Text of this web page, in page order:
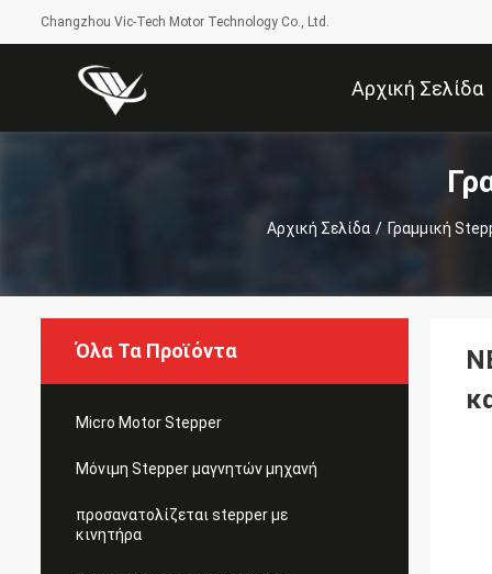
Changzhou Vic-Tech Motor Technology Co., Ltd.
Αρχική Σελίδα
Αρχική Σελίδα / Γραμμική
Όλα Τα Προϊόντα
Micro Motor Stepper
Μόνιμη Stepper μαγνητών μηχανή
προσανατολίζεται stepper με
κινητήρα